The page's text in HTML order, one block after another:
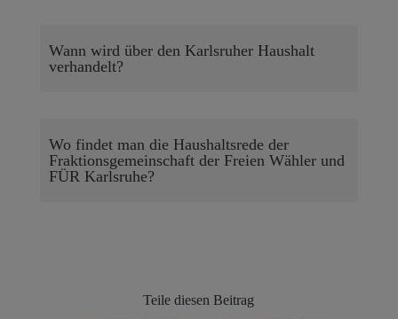
Wann wird über den Karlsruher Haushalt
verhandelt?
Wo findet man die Haushaltsrede der
Fraktionsgemeinschaft der Freien Wähler und
FÜR Karlsruhe?
Teile diesen Beitrag